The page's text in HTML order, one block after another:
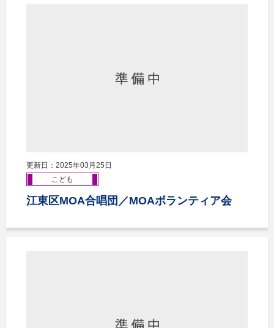
更新日：2025年03月25日
こども
江東区MOA合唱団／MOAボランティア会